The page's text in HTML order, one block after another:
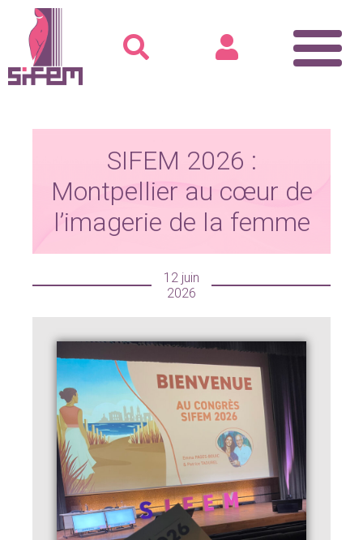
SIFEM
Rencontre avec le Président
Voix du bureau
L’équipe SIFEM 2025
Formation
Le dépistage
Cours
Ateliers-Formations
Agenda
Congrès SIFEM
Webinaires SIFEM
Comptes-rendus Standardisés
SIFEM 2026 :
Montpellier au cœur de
l’imagerie de la femme
12 juin
2026